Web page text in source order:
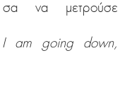
σα να μετρούσε
I am going down,